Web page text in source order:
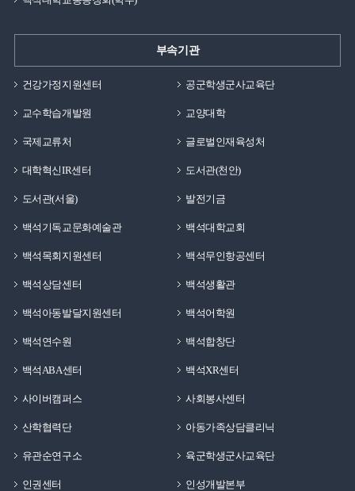
부속기관
건강가정지원센터 공군학생군사교육단
교수학습개발원 교양대학
국제교류처 글로벌인재육성처
대학혁신IR센터 도서관(천안)
도서관(서울) 발전기금
백석기독교문화예술관 백석대학교회
백석목회지원센터 백석무인항공센터
백석상담센터 백석생활관
백석아동발달지원센터 백석어학원
백석연수원 백석합창단
백석ABA센터 백석XR센터
사이버캠퍼스 사회봉사센터
산학협력단 아동가족상담클리닉
유관순연구소 육군학생군사교육단
인권센터 인성개발본부